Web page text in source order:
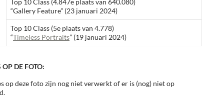
“Gallery Feature” (23 januari 2024)
Top 10 Class (5e plaats van 4.778)
“Timeless Portraits” (19 januari 2024)
OP DE FOTO:
op deze foto zijn nog niet verwerkt of er is (nog) niet op